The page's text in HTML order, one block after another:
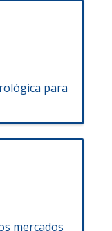
para
mercados